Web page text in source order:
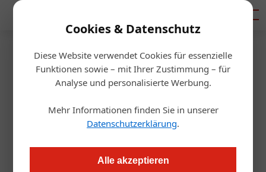
Cookies & Datenschutz
Diese Website verwendet Cookies für essenzielle
Funktionen sowie – mit Ihrer Zustimmung – für
Analyse und personalisierte Werbung.
Mehr Informationen finden Sie in unserer
Datenschutzerklärung.
Alle akzeptieren
Artikel von Sophie Szanto
Hotellerie
Wohlfühlen auf 5.000 Quadratmetern – Hotel Pierer
erweitert Spa